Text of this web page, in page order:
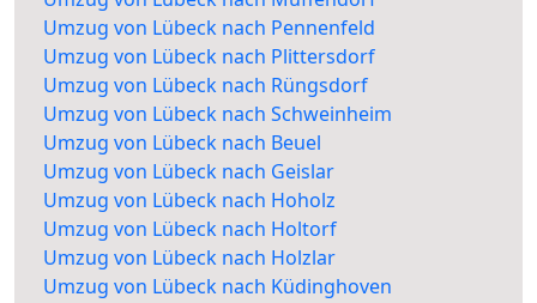
Umzug von Lübeck nach Pennenfeld
Umzug von Lübeck nach Plittersdorf
Umzug von Lübeck nach Rüngsdorf
Umzug von Lübeck nach Schweinheim
Umzug von Lübeck nach Beuel
Umzug von Lübeck nach Geislar
Umzug von Lübeck nach Hoholz
Umzug von Lübeck nach Holtorf
Umzug von Lübeck nach Holzlar
Umzug von Lübeck nach Küdinghoven